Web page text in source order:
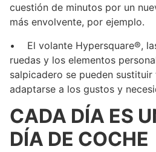
cuestión de minutos por un
más envolvente, por ejemplo.
• El volante Hypersquare®,
ruedas y los elementos
salpicadero se pueden
adaptarse a los gustos y
CADA DÍA ES
DÍA DE COCHE